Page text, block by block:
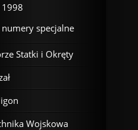
1998
numery specjalne
Statki i Okręty
Wojskowa